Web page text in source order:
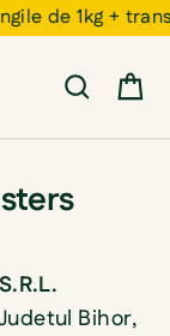
de 1kg +
Cauta
Bihor,